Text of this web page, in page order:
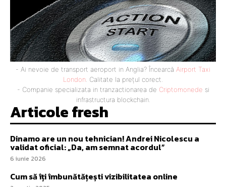
- Ai nevoie de transport aeroport in Anglia? Încearcă Airport Taxi
London . Calitate la prețul corect.
- Companie specializata in tranzactionarea de Criptomonede si
infrastructura blockchain.
Articole fresh
Dinamo are un nou tehnician! Andrei Nicolescu a
validat oficial: „Da, am semnat acordul”
6 iunie 2026
Cum să îți îmbunătățești vizibilitatea online